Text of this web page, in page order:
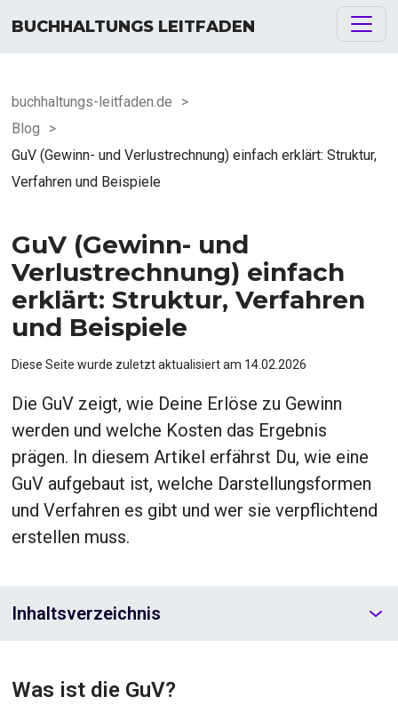
BUCHHALTUNGS LEITFADEN
buchhaltungs-leitfaden.de
>
Blog
>
GuV (Gewinn- und Verlustrechnung) einfach erklärt: Struktur,
Verfahren und Beispiele
GuV (Gewinn- und
Verlustrechnung) einfach
erklärt: Struktur, Verfahren
und Beispiele
Diese Seite wurde zuletzt aktualisiert am 14.02.2026
Die GuV zeigt, wie Deine Erlöse zu Gewinn
werden und welche Kosten das Ergebnis
prägen. In diesem Artikel erfährst Du, wie eine
GuV aufgebaut ist, welche Darstellungsformen
und Verfahren es gibt und wer sie verpflichtend
erstellen muss.
Inhaltsverzeichnis
Was ist die GuV?